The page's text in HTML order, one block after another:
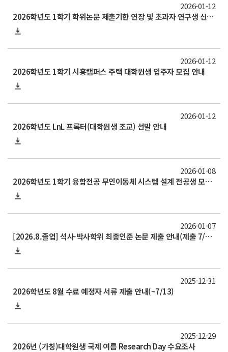
2026학년도 1학기 학위논문 제출기한 연장 및 초과자 연구생 신청 안내(~1/21)
2026-01-12
2026학년도 1학기 시흥캠퍼스 주택 대학원생 입주자 모집 안내
2026-01-12
2026학년도 LnL 프록터(대학원생 조교) 선발 안내
2026-01-12
2026학년도 1학기 융합전공 무인이동체 시스템 설계 전공생 모집 안내
2026-01-08
[2026.8.졸업] 석사·박사학위 최종인준 논문 제출 안내(제출 7/17~8/3)
2026-01-07
2026학년도 8월 수료 예정자 서류 제출 안내(~7/13)
2025-12-31
2026년 (가칭)대학원생 국제 여름 Research Day 수요조사
2025-12-29